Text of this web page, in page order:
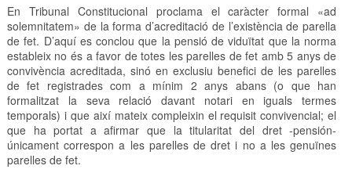
En Tribunal Constitucional proclama el caràcter formal «ad
solemnitatem» de la forma d’acreditació de l’existència de parella
de fet. D’aquí es conclou que la pensió de viduïtat que la norma
estableix no és a favor de totes les parelles de fet amb 5 anys de
convivència acreditada, sinó en exclusiu benefici de les parelles
de fet registrades com a mínim 2 anys abans (o que han
formalitzat la seva relació davant notari en iguals termes
temporals) i que així mateix compleixin el requisit convivencial; el
que ha portat a afirmar que la titularitat del dret -pensión-
únicament correspon a les parelles de dret i no a les genuïnes
parelles de fet.